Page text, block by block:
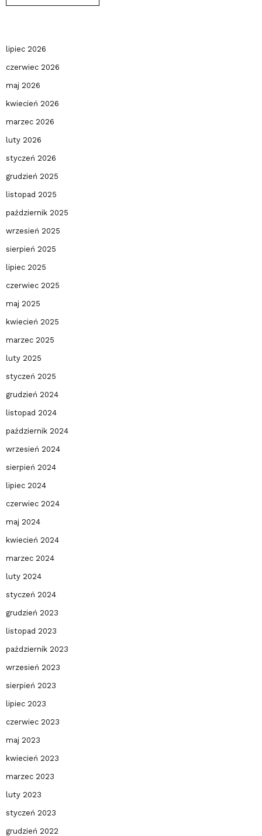
lipiec 2026
czerwiec 2026
maj 2026
kwiecień 2026
marzec 2026
luty 2026
styczeń 2026
grudzień 2025
listopad 2025
październik 2025
wrzesień 2025
sierpień 2025
lipiec 2025
czerwiec 2025
maj 2025
kwiecień 2025
marzec 2025
luty 2025
styczeń 2025
grudzień 2024
listopad 2024
październik 2024
wrzesień 2024
sierpień 2024
lipiec 2024
czerwiec 2024
maj 2024
kwiecień 2024
marzec 2024
luty 2024
styczeń 2024
grudzień 2023
listopad 2023
październik 2023
wrzesień 2023
sierpień 2023
lipiec 2023
czerwiec 2023
maj 2023
kwiecień 2023
marzec 2023
luty 2023
styczeń 2023
grudzień 2022